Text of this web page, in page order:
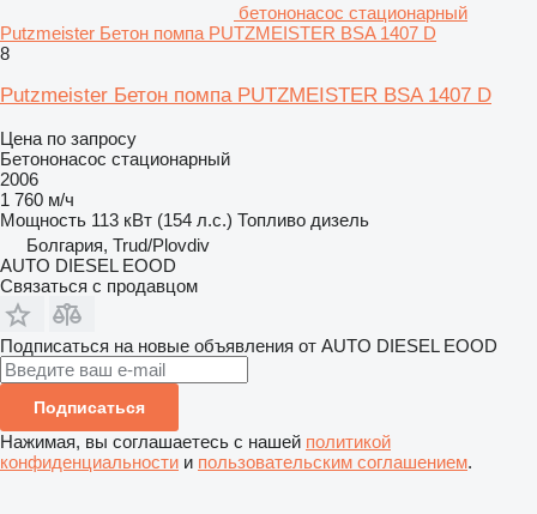
бетононасос стационарный
Putzmeister Бетон помпа PUTZMEISTER BSA 1407 D
8
Putzmeister Бетон помпа PUTZMEISTER BSA 1407 D
Цена по запросу
Бетононасос стационарный
2006
1 760 м/ч
Мощность 113 кВт (154 л.с.) Топливо дизель
Болгария, Trud/Plovdiv
AUTO DIESEL EOOD
Связаться с продавцом
Подписаться на новые объявления от AUTO DIESEL EOOD
Подписаться
Нажимая, вы соглашаетесь с нашей политикой
конфиденциальности и пользовательским соглашением.